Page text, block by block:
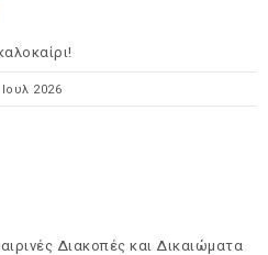
2026
Διακοπές και Δικαιώματα